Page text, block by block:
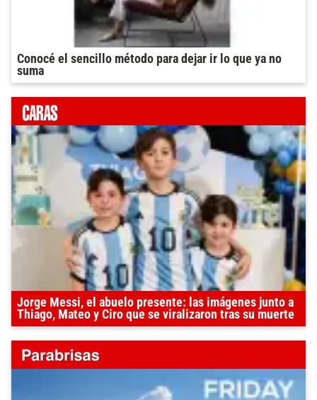
Conocé el sencillo método para dejar ir lo que ya no
suma
Jorge Messi, el abuelo presente: las imágenes junto a
Thiago, Mateo y Ciro que se viralizaron tras su muerte